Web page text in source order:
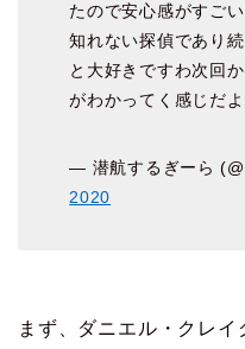
たので安心感がすご
知れない探偵であり
と大好きですわ次回
がわかってく感じだ
— 潜航するぎーら
2020
まず、ダニエル・クレ